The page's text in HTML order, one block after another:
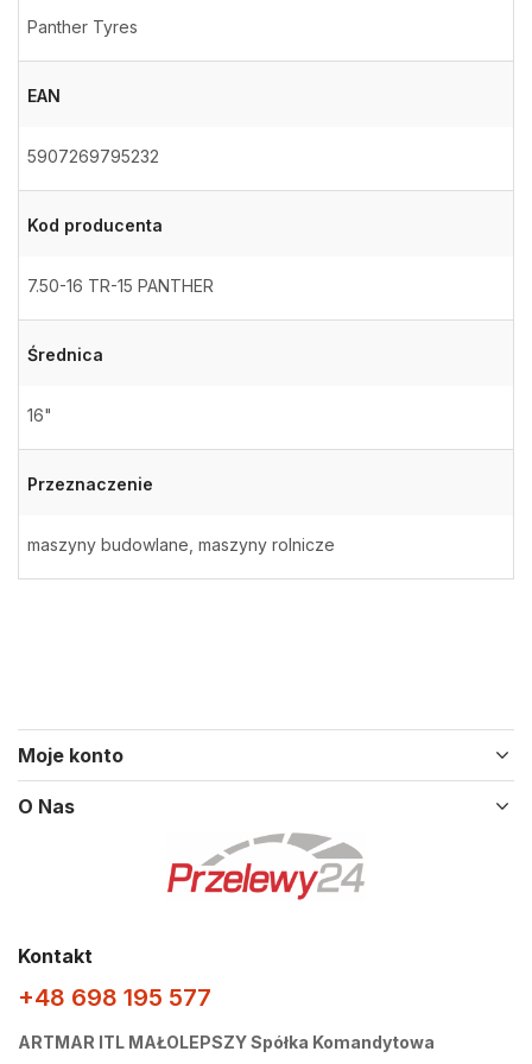
Panther Tyres
EAN
5907269795232
Kod producenta
7.50-16 TR-15 PANTHER
Średnica
16"
Przeznaczenie
maszyny budowlane, maszyny rolnicze
Moje konto
O Nas
Kontakt
+48 698 195 577
ARTMAR ITL MAŁOLEPSZY Spółka Komandytowa